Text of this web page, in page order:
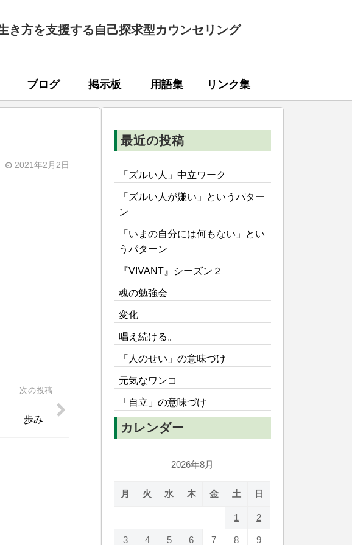
き方を支援する自己探求型カウンセリング
ブログ 掲示板 用語集 リンク集
2021年2月2日
次の投稿
歩み
最近の投稿
「ズルい人」中立ワーク
「ズルい人が嫌い」というパター
ン
「いまの自分には何もない」とい
うパターン
『VIVANT』シーズン２
魂の勉強会
変化
唱え続ける。
「人のせい」の意味づけ
元気なワンコ
「自立」の意味づけ
カレンダー
2026年8月
月 火 水 木 金 土 日
1 2
3 4 5 6 7 8 9